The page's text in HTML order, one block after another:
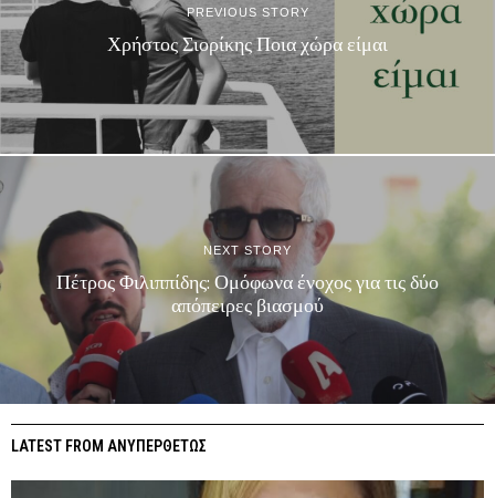
PREVIOUS STORY
Χρήστος Σιορίκης Ποια χώρα είμαι
NEXT STORY
Πέτρος Φιλιππίδης: Ομόφωνα ένοχος για τις δύο
απόπειρες βιασμού
LATEST FROM ΑΝΥΠΕΡΘΕΤΩΣ